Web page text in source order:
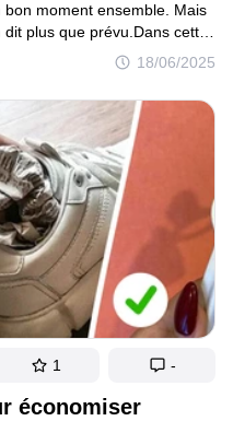
18/06/2025
moment ensemble. Mais
plus que prévu.Dans cette
par un repas et finit
naît dans la cuisine
lentement en la recette
des secrets, des
pas de sitôt.
économiser
1 -